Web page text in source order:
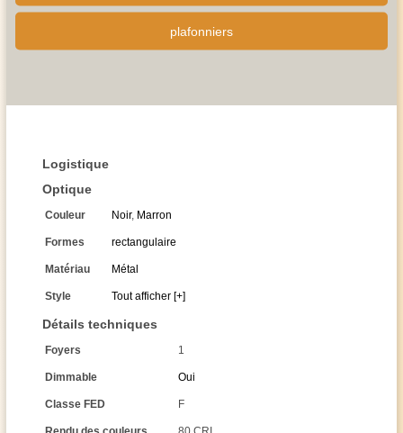
plafonniers
Logistique
Optique
Couleur Noir, Marron
Formes rectangulaire
Matériau Métal
Style Tout afficher [+]
Détails techniques
Foyers 1
Dimmable Oui
Classe FED F